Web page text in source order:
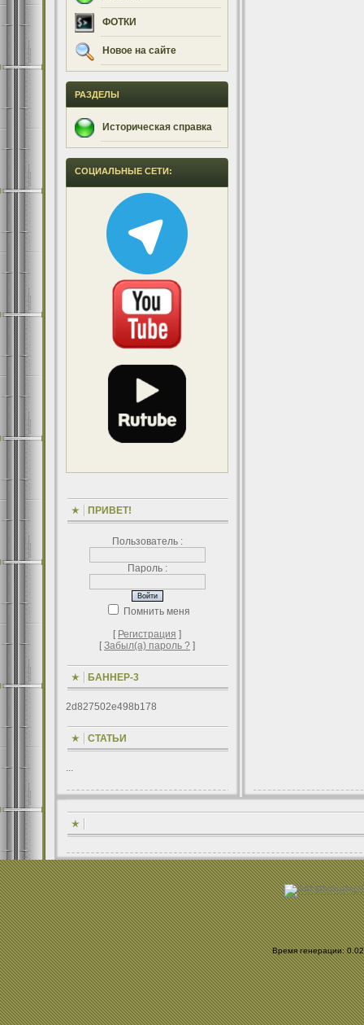
ФОТКИ
Новое на сайте
РАЗДЕЛЫ
Историческая справка
СОЦИАЛЬНЫЕ СЕТИ:
ПРИВЕТ!
Пользователь :
Пароль :
Помнить меня
[ Регистрация ]
[Забыл(а) пароль ? ]
БАННЕР-3
2d827502e498b178
СТАТЬИ
...
Время генерации: